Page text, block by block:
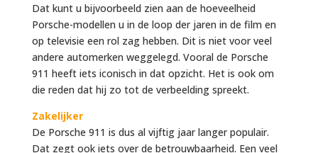
Dat kunt u bijvoorbeeld zien aan de hoeveelheid
Porsche-modellen u in de loop der jaren in de film en
op televisie een rol zag hebben. Dit is niet voor veel
andere automerken weggelegd. Vooral de Porsche
911 heeft iets iconisch in dat opzicht. Het is ook om
die reden dat hij zo tot de verbeelding spreekt.
Zakelijker
De Porsche 911 is dus al vijftig jaar langer populair.
Dat zegt ook iets over de betrouwbaarheid. Een veel